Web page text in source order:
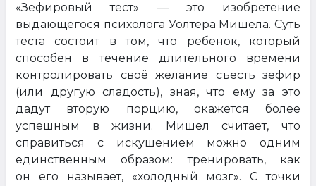
«Зефировый тест» — это изобретение
выдающегося психолога Уолтера Мишела. Суть
теста состоит в том, что ребёнок, который
способен в течение длительного времени
контролировать своё желание съесть зефир
(или другую сладость), зная, что ему за это
дадут вторую порцию, окажется более
успешным в жизни. Мишел считает, что
справиться с искушением можно одним
единственным образом: тренировать, как
он его называет, «холодный мозг». С точки